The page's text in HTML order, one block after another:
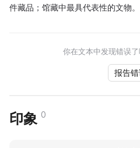
件藏品；馆藏中最具代表性的文物。
你在文本中发现错误
报告
印象 0